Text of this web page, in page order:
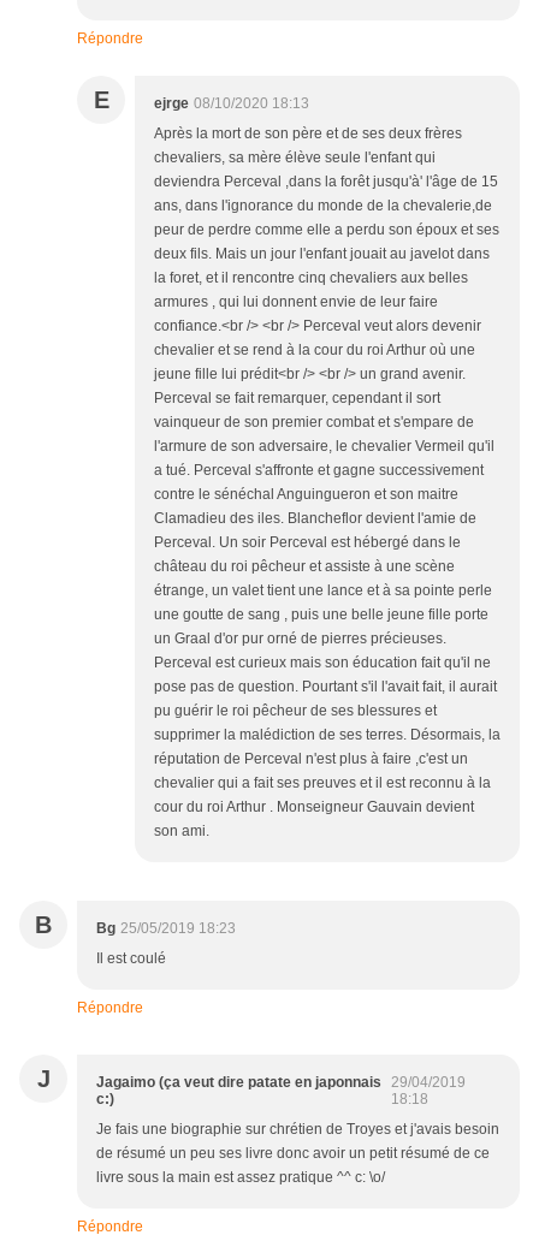
Répondre
E ejrge 08/10/2020 18:13
Après la mort de son père et de ses deux frères
chevaliers, sa mère élève seule l'enfant qui
deviendra Perceval ,dans la forêt jusqu'à' l'âge de 15
ans, dans l'ignorance du monde de la chevalerie,de
peur de perdre comme elle a perdu son époux et ses
deux fils. Mais un jour l'enfant jouait au javelot dans
la foret, et il rencontre cinq chevaliers aux belles
armures , qui lui donnent envie de leur faire
confiance.<br /> <br /> Perceval veut alors devenir
chevalier et se rend à la cour du roi Arthur où une
jeune fille lui prédit<br /> <br /> un grand avenir.
Perceval se fait remarquer, cependant il sort
vainqueur de son premier combat et s'empare de
l'armure de son adversaire, le chevalier Vermeil qu'il
a tué. Perceval s'affronte et gagne successivement
contre le sénéchal Anguingueron et son maitre
Clamadieu des iles. Blancheflor devient l'amie de
Perceval. Un soir Perceval est hébergé dans le
château du roi pêcheur et assiste à une scène
étrange, un valet tient une lance et à sa pointe perle
une goutte de sang , puis une belle jeune fille porte
un Graal d'or pur orné de pierres précieuses.
Perceval est curieux mais son éducation fait qu'il ne
pose pas de question. Pourtant s'il l'avait fait, il aurait
pu guérir le roi pêcheur de ses blessures et
supprimer la malédiction de ses terres. Désormais, la
réputation de Perceval n'est plus à faire ,c'est un
chevalier qui a fait ses preuves et il est reconnu à la
cour du roi Arthur . Monseigneur Gauvain devient
son ami.
B Bg 25/05/2019 18:23
Il est coulé
Répondre
J
Jagaimo (ça veut dire patate en japonnais
c:)
29/04/2019
18:18
Je fais une biographie sur chrétien de Troyes et j'avais besoin
de résumé un peu ses livre donc avoir un petit résumé de ce
livre sous la main est assez pratique ^^ c: \o/
Répondre